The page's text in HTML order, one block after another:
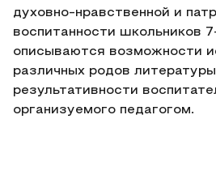
духовно-нравственной и
воспитанности школьников
описываются возможности
различных родов
результативности
организуемого педагогом.